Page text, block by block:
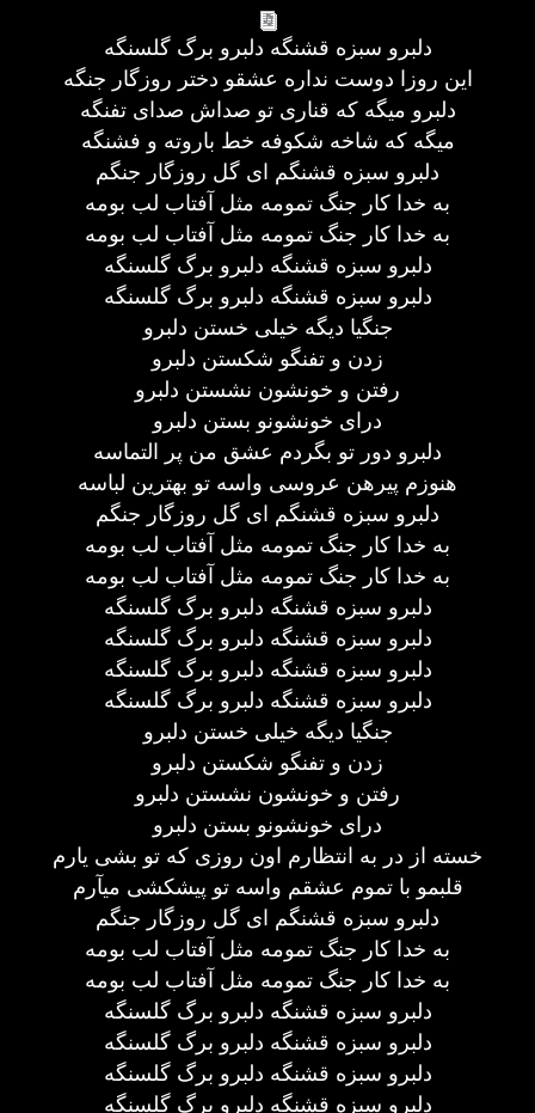
دلبرو سبزه قشنگه دلبرو برگ گلسنگه
این روزا دوست نداره عشقو دختر روزگار جنگه
دلبرو میگه که قناری تو صداش صدای تفنگه
میگه که شاخه شکوفه خط باروته و فشنگه
دلبرو سبزه قشنگم ای گل روزگار جنگم
به خدا کار جنگ تمومه مثل آفتاب لب بومه
به خدا کار جنگ تمومه مثل آفتاب لب بومه
دلبرو سبزه قشنگه دلبرو برگ گلسنگه
دلبرو سبزه قشنگه دلبرو برگ گلسنگه
جنگیا دیگه خیلی خستن دلبرو
زدن و تفنگو شکستن دلبرو
رفتن و خونشون نشستن دلبرو
درای خونشونو بستن دلبرو
دلبرو دور تو بگردم عشق من پر التماسه
هنوزم پیرهن عروسی واسه تو بهترین لباسه
دلبرو سبزه قشنگم ای گل روزگار جنگم
به خدا کار جنگ تمومه مثل آفتاب لب بومه
به خدا کار جنگ تمومه مثل آفتاب لب بومه
دلبرو سبزه قشنگه دلبرو برگ گلسنگه
دلبرو سبزه قشنگه دلبرو برگ گلسنگه
دلبرو سبزه قشنگه دلبرو برگ گلسنگه
دلبرو سبزه قشنگه دلبرو برگ گلسنگه
جنگیا دیگه خیلی خستن دلبرو
زدن و تفنگو شکستن دلبرو
رفتن و خونشون نشستن دلبرو
درای خونشونو بستن دلبرو
خسته از در به انتظارم اون روزی که تو بشی یارم
قلبمو با تموم عشقم واسه تو پیشکشی میآرم
دلبرو سبزه قشنگم ای گل روزگار جنگم
به خدا کار جنگ تمومه مثل آفتاب لب بومه
به خدا کار جنگ تمومه مثل آفتاب لب بومه
دلبرو سبزه قشنگه دلبرو برگ گلسنگه
دلبرو سبزه قشنگه دلبرو برگ گلسنگه
دلبرو سبزه قشنگه دلبرو برگ گلسنگه
دلبرو سبزه قشنگه دلبرو برگ گلسنگه